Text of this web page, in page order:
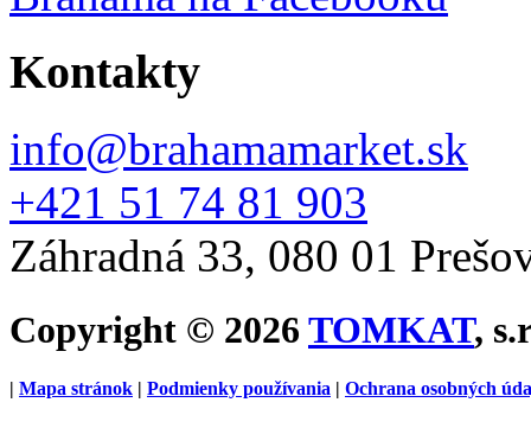
Kontakty
info@brahamamarket.sk
+421 51 74 81 903
Záhradná 33, 080 01
Copyright © 2026 TOMKAT,
| Mapa stránok | Podmienky používania | Ochrana osobných